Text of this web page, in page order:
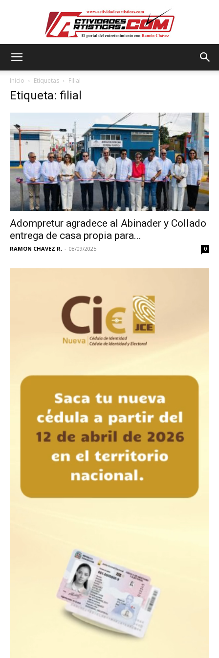
Inicio Etiquetas Filial
Etiqueta: filial
Adompretur agradece al Abinader y Collado
entrega de casa propia para...
RAMON CHAVEZ R. - 08/09/2025 0